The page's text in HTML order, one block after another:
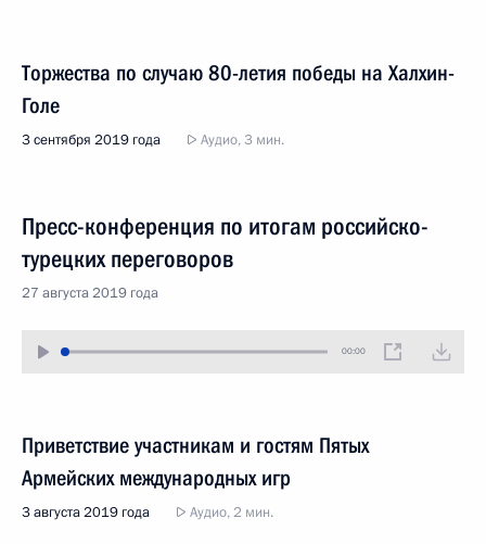
Торжества по случаю 80-летия победы на Халхин-
Голе
3 сентября 2019 года Аудио, 3 мин.
Пресс-конференция по итогам российско-
турецких переговоров
27 августа 2019 года
00:00
Приветствие участникам и гостям Пятых
Армейских международных игр
3 августа 2019 года Аудио, 2 мин.